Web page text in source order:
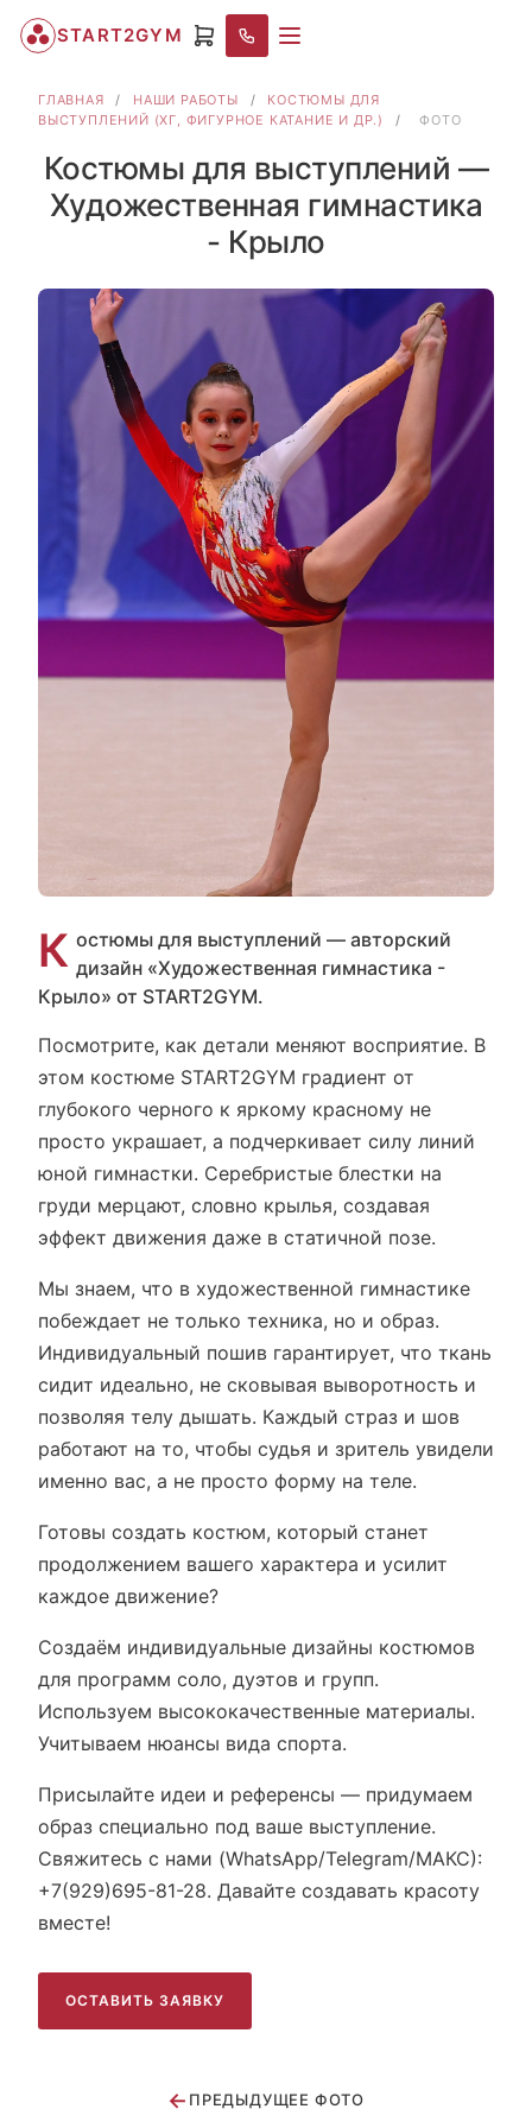
START2GYM
ГЛАВНАЯ / НАШИ РАБОТЫ /
КОСТЮМЫ ДЛЯ
ВЫСТУПЛЕНИЙ (ХГ, ФИГУРНОЕ КАТАНИЕ И ДР.)
/ ФОТО
Костюмы для выступлений —
Художественная гимнастика
- Крыло
К остюмы для выступлений — авторский
дизайн «Художественная гимнастика -
Крыло» от START2GYM.
Посмотрите, как детали меняют восприятие. В
этом костюме START2GYM градиент от
глубокого черного к яркому красному не
просто украшает, а подчеркивает силу линий
юной гимнастки. Серебристые блестки на
груди мерцают, словно крылья, создавая
эффект движения даже в статичной позе.
Мы знаем, что в художественной гимнастике
побеждает не только техника, но и образ.
Индивидуальный пошив гарантирует, что ткань
сидит идеально, не сковывая выворотность и
позволяя телу дышать. Каждый страз и шов
работают на то, чтобы судья и зритель увидели
именно вас, а не просто форму на теле.
Готовы создать костюм, который станет
продолжением вашего характера и усилит
каждое движение?
Создаём индивидуальные дизайны костюмов
для программ соло, дуэтов и групп.
Используем высококачественные материалы.
Учитываем нюансы вида спорта.
Присылайте идеи и референсы — придумаем
образ специально под ваше выступление.
Свяжитесь с нами (WhatsApp/Telegram/МАКС):
+7(929)695-81-28. Давайте создавать красоту
вместе!
ОСТАВИТЬ ЗАЯВКУ
← ПРЕДЫДУЩЕЕ ФОТО